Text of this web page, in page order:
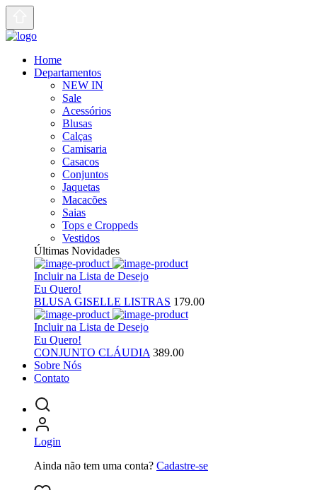
Home
Departamentos
NEW IN
Sale
Acessórios
Blusas
Calças
Camisaria
Casacos
Conjuntos
Jaquetas
Macacões
Saias
Tops e Croppeds
Vestidos
Últimas Novidades
Incluir na Lista de Desejo
Eu Quero!
BLUSA GISELLE LISTRAS 179.00
Incluir na Lista de Desejo
Eu Quero!
CONJUNTO CLÁUDIA 389.00
Sobre Nós
Contato
Login
Ainda não tem uma conta? Cadastre-se